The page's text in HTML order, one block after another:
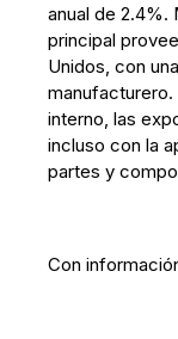
anual de
principal
Unidos, con
interno, las
incluso con la
partes y
Con